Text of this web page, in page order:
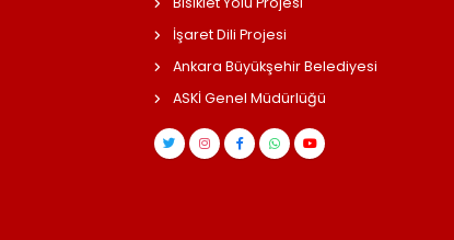
İşaret Dili Projesi
Ankara Büyükşehir Belediyesi
ASKİ Genel Müdürlüğü